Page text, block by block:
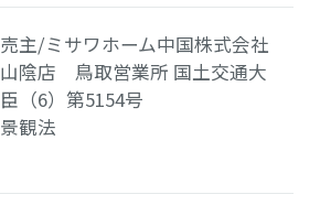
売主/ミサワホーム中国株式会社
山陰店 鳥取営業所 国土交通大
臣（6）第5154号
景観法